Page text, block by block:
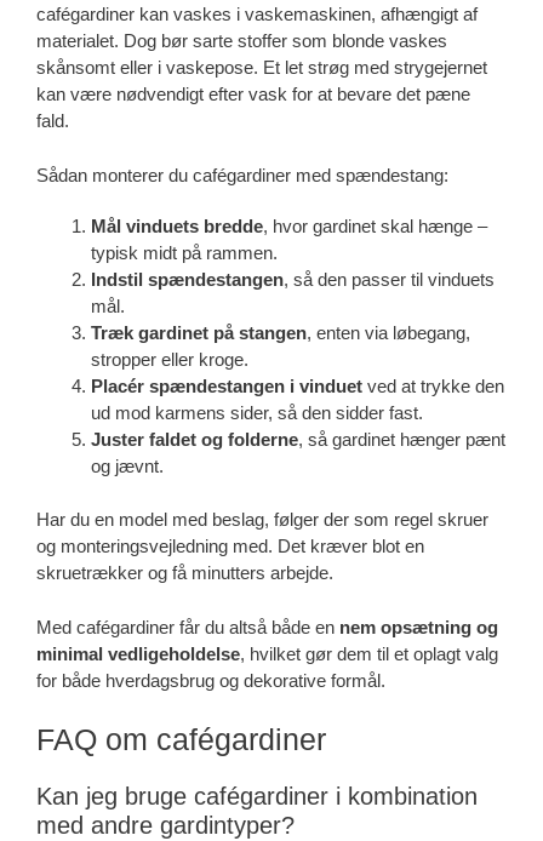
cafégardiner kan vaskes i vaskemaskinen, afhængigt af
materialet. Dog bør sarte stoffer som blonde vaskes
skånsomt eller i vaskepose. Et let strøg med strygejernet
kan være nødvendigt efter vask for at bevare det pæne
fald.
Sådan monterer du cafégardiner med spændestang:
Mål vinduets bredde, hvor gardinet skal hænge –
typisk midt på rammen.
Indstil spændestangen, så den passer til vinduets
mål.
Træk gardinet på stangen, enten via løbegang,
stropper eller kroge.
Placér spændestangen i vinduet ved at trykke den
ud mod karmens sider, så den sidder fast.
Juster faldet og folderne, så gardinet hænger pænt
og jævnt.
Har du en model med beslag, følger der som regel skruer
og monteringsvejledning med. Det kræver blot en
skruetrækker og få minutters arbejde.
Med cafégardiner får du altså både en nem opsætning og
minimal vedligeholdelse, hvilket gør dem til et oplagt valg
for både hverdagsbrug og dekorative formål.
FAQ om cafégardiner
Kan jeg bruge cafégardiner i kombination
med andre gardintyper?